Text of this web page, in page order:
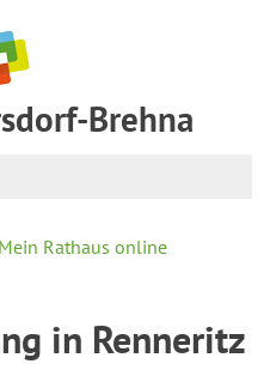
Brehna
Mein Rathaus online
in Renneritz